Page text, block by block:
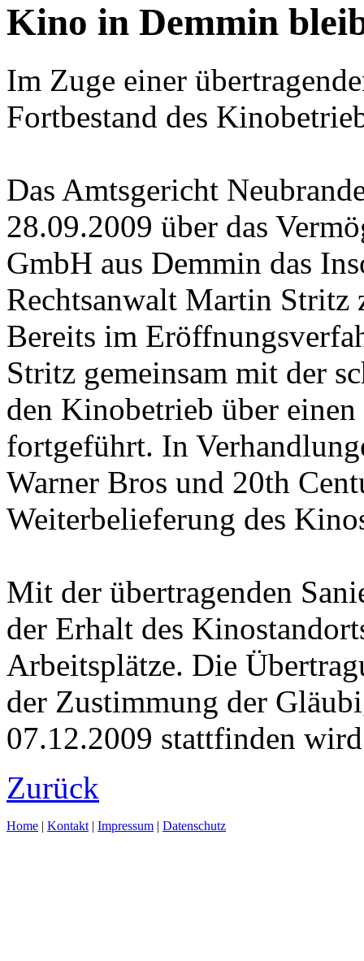
Kino in Demmin
Im Zuge einer
Fortbestand des
Das Amtsgericht
28.09.2009 über das
GmbH aus Demmin das
Rechtsanwalt Martin Stritz
Bereits im
Stritz gemeinsam mit der
den Kinobetrieb über
fortgeführt. In
Warner Bros und 20th
Weiterbelieferung des
Mit der übertragenden
der Erhalt des
Arbeitsplätze. Die
der Zustimmung der
07.12.2009 stattfinden
Zurück
Home | Kontakt | Impressum | Datenschutz